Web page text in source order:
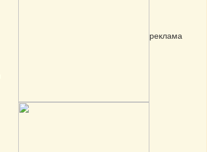
реклама